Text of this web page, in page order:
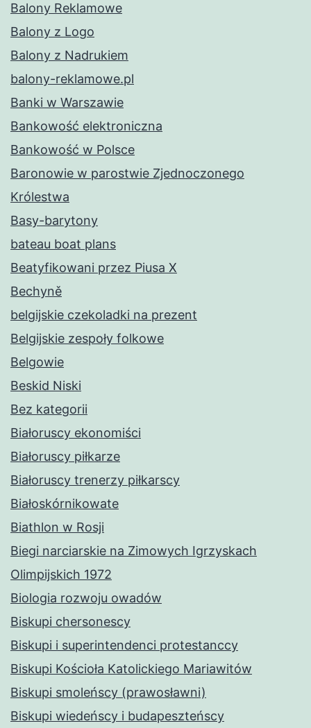
Balony Reklamowe
Balony z Logo
Balony z Nadrukiem
balony-reklamowe.pl
Banki w Warszawie
Bankowość elektroniczna
Bankowość w Polsce
Baronowie w parostwie Zjednoczonego
Królestwa
Basy-barytony
bateau boat plans
Beatyfikowani przez Piusa X
Bechyně
belgijskie czekoladki na prezent
Belgijskie zespoły folkowe
Belgowie
Beskid Niski
Bez kategorii
Białoruscy ekonomiści
Białoruscy piłkarze
Białoruscy trenerzy piłkarscy
Białoskórnikowate
Biathlon w Rosji
Biegi narciarskie na Zimowych Igrzyskach
Olimpijskich 1972
Biologia rozwoju owadów
Biskupi chersonescy
Biskupi i superintendenci protestanccy
Biskupi Kościoła Katolickiego Mariawitów
Biskupi smoleńscy (prawosławni)
Biskupi wiedeńscy i budapeszteńscy